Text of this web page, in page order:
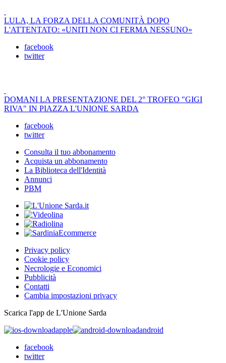
LULA, LA FORZA DELLA COMUNITÀ DOPO
L'ATTENTATO: «UNITI NON CI FERMA NESSUNO»
facebook
twitter
DOMANI LA PRESENTAZIONE DEL 2° TROFEO "GIGI
RIVA" IN PIAZZA L'UNIONE SARDA
facebook
twitter
Consulta il tuo abbonamento
Acquista un abbonamento
La Biblioteca dell'Identità
Annunci
PBM
Privacy policy
Cookie policy
Necrologie e Economici
Pubblicità
Contatti
Cambia impostazioni privacy
Scarica l'app de L'Unione Sarda
apple
android
facebook
twitter